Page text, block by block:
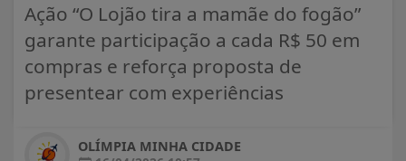
Ação “O Lojão tira a mamãe do fogão”
garante participação a cada R$ 50 em
compras e reforça proposta de
presentear com experiências
OLÍMPIA MINHA CIDADE